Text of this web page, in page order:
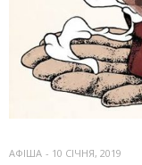
АФІША - 10 СІЧНЯ, 2019